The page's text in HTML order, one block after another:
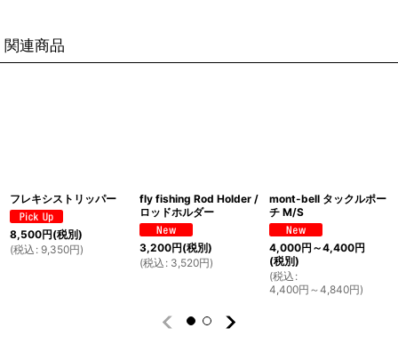
関連商品
フレキシストリッパー
8,500円(税別)
(税込 : 9,350円)
fly fishing Rod Holder /
ロッドホルダー
3,200円(税別)
(税込 : 3,520円)
mont-bell タックルポー
チ M/S
4,000円 ～4,400円
(税別)
(税込 :
4,400円 ～4,840円)